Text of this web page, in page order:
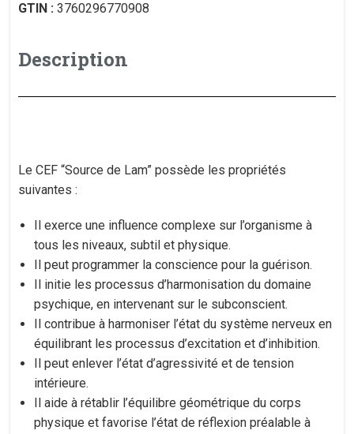
GTIN : 3760296770908
Description
Le CEF “Source de Lam” possède les propriétés
suivantes :
Il exerce une influence complexe sur l’organisme à
tous les niveaux, subtil et physique.
Il peut programmer la conscience pour la guérison.
Il initie les processus d’harmonisation du domaine
psychique, en intervenant sur le subconscient.
Il contribue à harmoniser l’état du système nerveux en
équilibrant les processus d’excitation et d’inhibition.
Il peut enlever l’état d’agressivité et de tension
intérieure.
Il aide à rétablir l’équilibre géométrique du corps
physique et favorise l’état de réflexion préalable à